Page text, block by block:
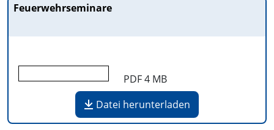
Feuerwehrseminare
PDF4 MB
Datei herunterladen